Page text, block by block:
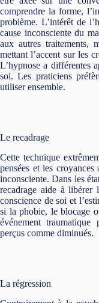
comprendre la forme,
problème. L’intérêt de
cause inconsciente du
aux autres traitements,
mettant l’accent sur les
L’hypnose a différentes
soi. Les praticiens
utiliser ensemble.
Le recadrage
Cette technique
pensées et les
inconsciente. Dans les
recadrage aide à libérer
conscience de soi et
si la phobie, le blocage
événement traumatique
perçus comme diminués.
La régression